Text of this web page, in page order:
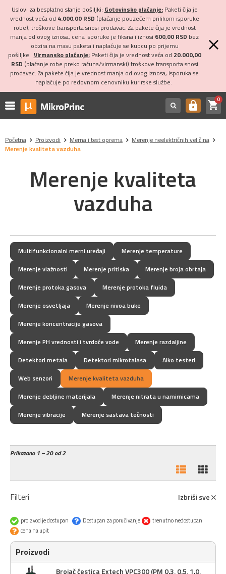
Uslovi za besplatno slanje pošiljki: Gotovinsko plaćanje:Paketi čija je
vrednost veća od 4.000,00 RSD (plaćanje pouzećem prilikom isporuke
robe), troškove transporta snosi prodavac. Za pakete čija je vrednost
manja od ovog iznosa, cena isporuke je fiksna i iznosi 600,00 RSD bez
obzira na masu paketa i naplaćuje se kupcu po prijemu
pošiljke. Virmansko plaćanje:Paketi čija je vrednost veća od 20.000,00
RSD (plaćanje robe preko računa/virmanski) troškove transporta snosi
prodavac. Za pakete čija je vrednost manja od ovog iznosa, isporuka se
naplaćuje po redovnom cenovniku kurirske službe.
https shopping_cart0
Početna Proizvodi Merna i test oprema
Merenje neelektričnih veličina
Merenje kvaliteta vazduha
Merenje kvaliteta
vazduha
Multifunkcionalni merni uređaji
Merenje temperature
Merenje vlažnosti
Merenje pritiska
Merenje broja obrtaja
Merenje protoka gasova
Merenje protoka fluida
Merenje osvetljaja
Merenje nivoa buke
Merenje koncentracije gasova
Merenje PH vrednosti i tvrdoće vode
Merenje razdaljine
Detektori metala
Detektori mikrotalasa
Alko testeri
Web senzori
Merenje kvaliteta vazduha
Merenje debljine materijala
Merenje nitrata u namirnicama
Merenje vibracije
Merenje sastava tečnosti
Prikazano1 – 20 od 2
Filteri Izbriši sve
proizvod je dostupan Dostupan za poručivanje
trenutno nedostupan
cena na upit
Proizvodi
Brojač čestica Extech VPC300 (PM 0.3, 0.5, 1.0,